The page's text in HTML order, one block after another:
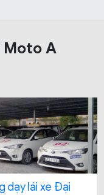
Moto A
dạy lái xe Đại